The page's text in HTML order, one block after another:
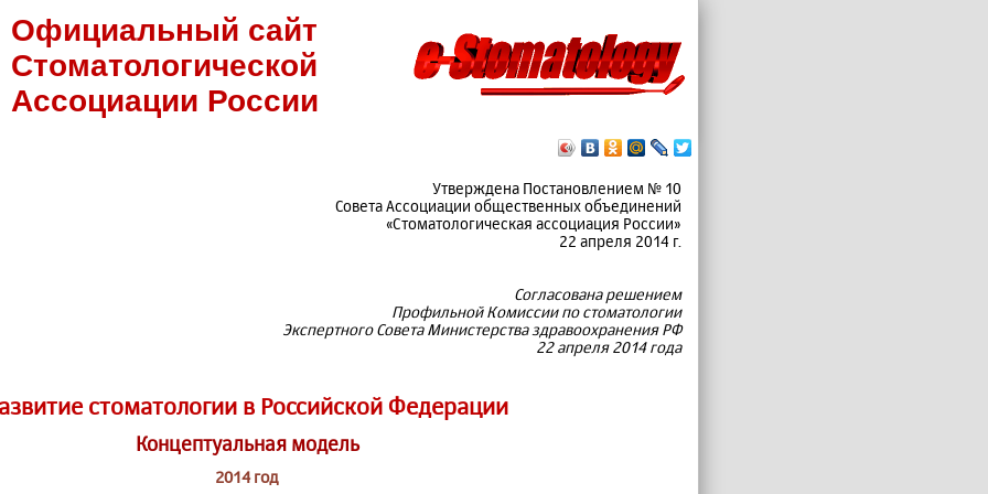
Официальный сайт
Стоматологической
Ассоциации России
Утверждена Постановлением № 10
Совета Ассоциации общественных объединений
«Стоматологическая ассоциация России»
22 апреля 2014 г.
Согласована решением
Профильной Комиссии по стоматологии
Экспертного Совета Министерства здравоохранения РФ
22 апреля 2014 года
стоматологии в Российской Федерации
Концептуальная модель
2014 год